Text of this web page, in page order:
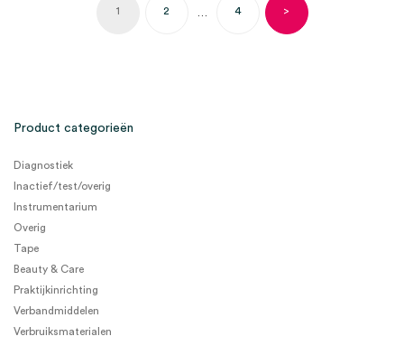
1 2 4 >
Product categorieën
Diagnostiek
Inactief/test/overig
Instrumentarium
Overig
Tape
Beauty & Care
Praktijkinrichting
Verbandmiddelen
Verbruiksmaterialen